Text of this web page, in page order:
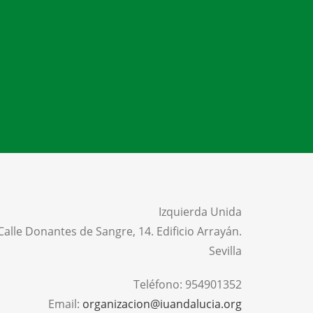
Izquierda Unida
Donantes de Sangre, 14. Edificio Arrayán.
Sevilla
Teléfono: 954901352
Email: organizacion@iuandalucia.org